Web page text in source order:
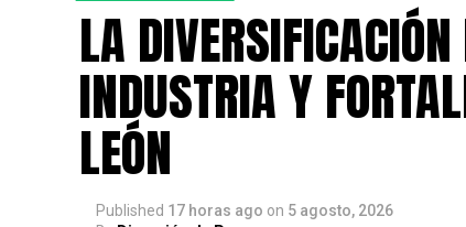
LA
INDUSTRIA Y
LEÓN
Published 17 horas ago on 5 agosto, 2026